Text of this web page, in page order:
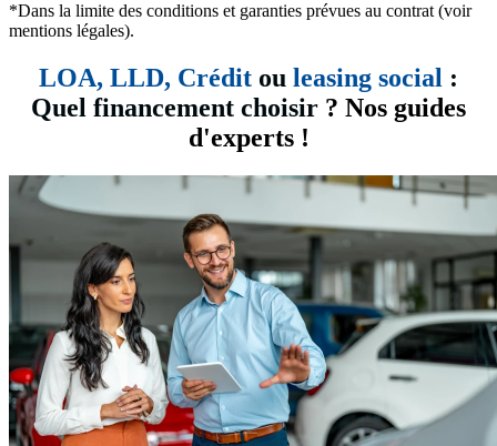
*Dans la limite des conditions et garanties prévues au contrat (voir
mentions légales).
LOA, LLD, Crédit ou leasing social :
Quel financement choisir ? Nos guides
d'experts !